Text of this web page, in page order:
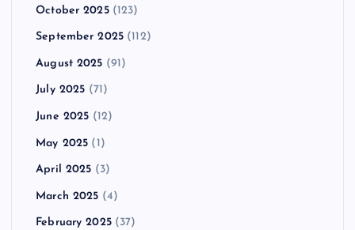
October 2025(123)
September 2025 (112)
August 2025 (91)
July 2025 (71)
June 2025 (12)
May 2025 (1)
April 2025 (3)
March 2025 (4)
February 2025(37)